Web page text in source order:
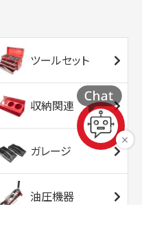
ツールセット
収納関連
ガレージ
油圧機器